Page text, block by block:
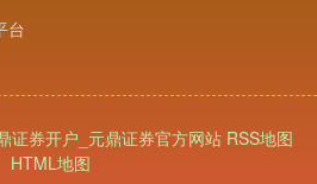
台
证券开户_元鼎证券官方网站 RSS地图
HTML地图